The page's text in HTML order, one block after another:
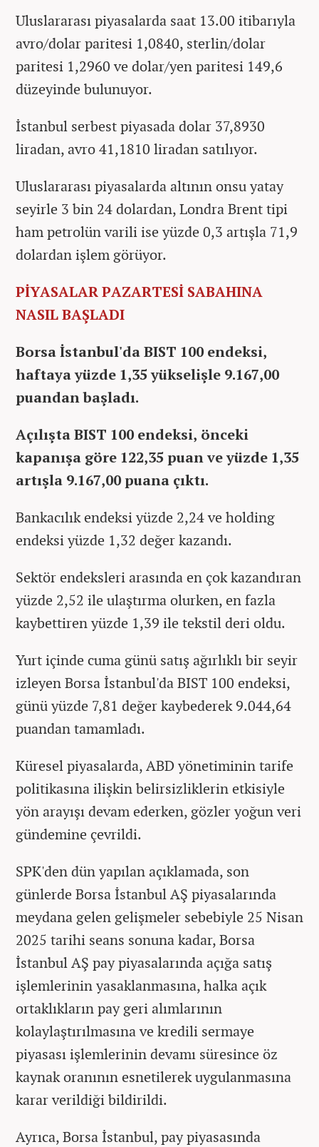
Uluslararası piyasalarda saat 13.00 itibarıyla
avro/dolar paritesi 1,0840, sterlin/dolar
paritesi 1,2960 ve dolar/yen paritesi 149,6
düzeyinde bulunuyor.
İstanbul serbest piyasada dolar 37,8930
liradan, avro 41,1810 liradan satılıyor.
Uluslararası piyasalarda altının onsu yatay
seyirle 3 bin 24 dolardan, Londra Brent tipi
ham petrolün varili ise yüzde 0,3 artışla 71,9
dolardan işlem görüyor.
PİYASALAR PAZARTESİ SABAHINA
NASIL BAŞLADI
Borsa İstanbul'da BIST 100 endeksi,
haftaya yüzde 1,35 yükselişle 9.167,00
puandan başladı.
Açılışta BIST 100 endeksi, önceki
kapanışa göre 122,35 puan ve yüzde 1,35
artışla 9.167,00 puana çıktı.
Bankacılık endeksi yüzde 2,24 ve holding
endeksi yüzde 1,32 değer kazandı.
Sektör endeksleri arasında en çok kazandıran
yüzde 2,52 ile ulaştırma olurken, en fazla
kaybettiren yüzde 1,39 ile tekstil deri oldu.
Yurt içinde cuma günü satış ağırlıklı bir seyir
izleyen Borsa İstanbul'da BIST 100 endeksi,
günü yüzde 7,81 değer kaybederek 9.044,64
puandan tamamladı.
Küresel piyasalarda, ABD yönetiminin tarife
politikasına ilişkin belirsizliklerin etkisiyle
yön arayışı devam ederken, gözler yoğun veri
gündemine çevrildi.
SPK'den dün yapılan açıklamada, son
günlerde Borsa İstanbul AŞ piyasalarında
meydana gelen gelişmeler sebebiyle 25 Nisan
2025 tarihi seans sonuna kadar, Borsa
İstanbul AŞ pay piyasalarında açığa satış
işlemlerinin yasaklanmasına, halka açık
ortaklıkların pay geri alımlarının
kolaylaştırılmasına ve kredili sermaye
piyasası işlemlerinin devamı süresince öz
kaynak oranının esnetilerek uygulanmasına
karar verildiği bildirildi.
Ayrıca, Borsa İstanbul, pay piyasasında